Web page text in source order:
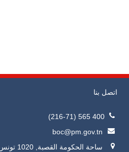
اتصل بنا
400 565 (216-71)
boc@pm.gov.tn
ساحة الحكومة القصبة, 1020 تونس